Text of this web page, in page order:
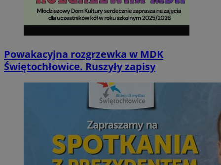
Powakacyjna rozgrzewka w MDK
Świętochłowice. Ruszyły zapisy